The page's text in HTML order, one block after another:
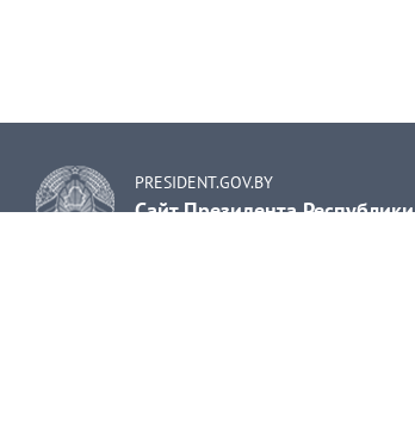
PRESIDENT.GOV.BY
Сайт Президента Республики